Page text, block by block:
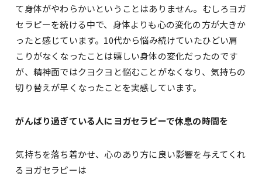
て身体がやわらかいということはありません。むしろヨガ
セラピーを続ける中で、身体よりも心の変化の方が大きか
ったと感じています。10代から悩み続けていたひどい肩
こりがなくなったことは嬉しい身体の変化だったのです
が、精神面ではクヨクヨと悩むことがなくなり、気持ちの
切り替えが早くなったことを実感しています。
がんばり過ぎている人にヨガセラピーで休息の時間を
気持ちを落ち着かせ、心のあり方に良い影響を与えてくれ
るヨガセラピーは